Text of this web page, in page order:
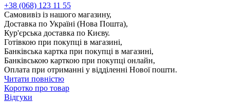
+38 (068) 123 11 55
Самовивіз із нашого магазину,
Доставка по Україні (Нова Пошта),
Кур'єрська доставка по Києву.
Готівкою при покупці в магазині,
Банківська картка при покупці в магазині,
Банківською карткою при покупці онлайн,
Оплата при отриманні у відділенні Нової пошти.
Читати повністю
Коротко про товар
Відгуки